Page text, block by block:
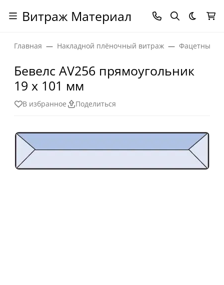
Витраж Материал Темная
Главная Накладной плёночный витраж Фацетные
Бевелс AV256 прямоугольник
19 х 101 мм
В избранное Поделиться